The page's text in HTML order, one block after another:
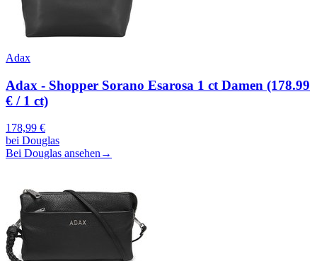
Adax
Adax - Shopper Sorano Esarosa 1 ct Damen (178.99
€ / 1 ct)
178,99 €
bei Douglas
Bei Douglas ansehen →